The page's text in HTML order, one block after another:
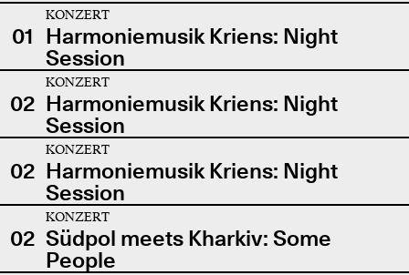
01
KONZERT
Harmoniemusik Kriens: Night
Session
02
KONZERT
Harmoniemusik Kriens: Night
Session
02
KONZERT
Harmoniemusik Kriens: Night
Session
02
KONZERT
Südpol meets Kharkiv: Some
People